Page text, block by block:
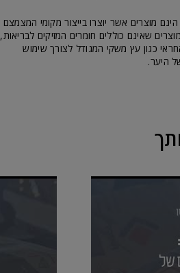
הינם מוצרים אשר יוצרו בייצור מקומי המצמצם
שאינם כוללים חומרים המזיקים לבריאות,
כגון עץ משקי המגודל לצורך שימוש
היער.